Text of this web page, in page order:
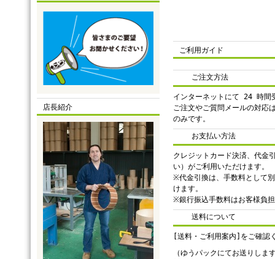
店長紹介
ご利用ガイド
ご注文方法
インターネットにて 24 時間
ご注文やご質問メールの対応
のみです。
お支払い方法
クレジットカード決済、代金
い）がご利用いただけます。
※代金引換は、手数料として
けます。
※銀行振込手数料はお客様負
送料について
[送料・ご利用案内]をご確認
（ゆうパックにてお送りしま